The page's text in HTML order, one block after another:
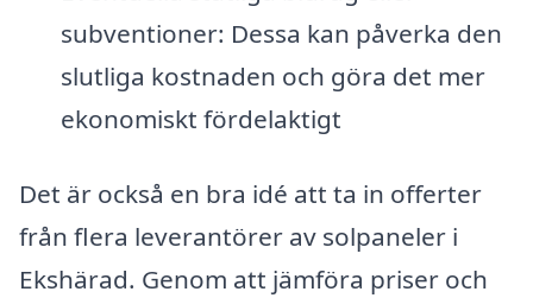
subventioner: Dessa kan påverka den
slutliga kostnaden och göra det mer
ekonomiskt fördelaktigt
Det är också en bra idé att ta in offerter
från flera leverantörer av solpaneler i
Ekshärad. Genom att jämföra priser och